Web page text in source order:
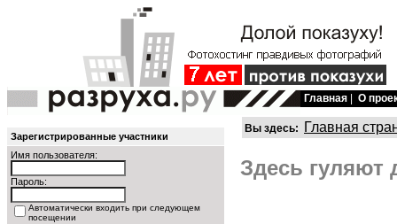
Главная О
Зарегистрированные участники
Имя пользователя:
Пароль:
Автоматически входить при следующем
посещении
Вы здесь: Главная
Здесь гуляют